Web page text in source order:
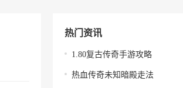
热门资讯
1.80复古传奇手游攻略
热血传奇未知暗殿走法